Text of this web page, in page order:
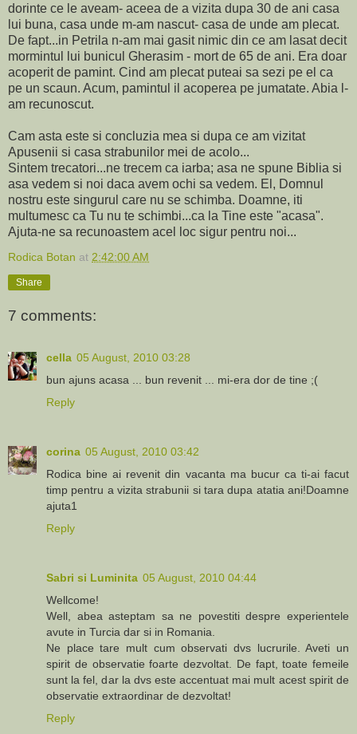
dorinte ce le aveam- aceea de a vizita dupa 30 de ani casa
lui buna, casa unde m-am nascut- casa de unde am plecat.
De fapt...in Petrila n-am mai gasit nimic din ce am lasat decit
mormintul lui bunicul Gherasim - mort de 65 de ani. Era doar
acoperit de pamint. Cind am plecat puteai sa sezi pe el ca
pe un scaun. Acum, pamintul il acoperea pe jumatate. Abia l-
am recunoscut.
Cam asta este si concluzia mea si dupa ce am vizitat
Apusenii si casa strabunilor mei de acolo...
Sintem trecatori...ne trecem ca iarba; asa ne spune Biblia si
asa vedem si noi daca avem ochi sa vedem. El, Domnul
nostru este singurul care nu se schimba. Doamne, iti
multumesc ca Tu nu te schimbi...ca la Tine este "acasa".
Ajuta-ne sa recunoastem acel loc sigur pentru noi...
Rodica Botan at 2:42:00 AM
Share
7 comments:
cella 05 August, 2010 03:28
bun ajuns acasa ... bun revenit ... mi-era dor de tine ;(
Reply
corina 05 August, 2010 03:42
Rodica bine ai revenit din vacanta ma bucur ca ti-ai facut
timp pentru a vizita strabunii si tara dupa atatia ani!Doamne
ajuta1
Reply
Sabri si Luminita 05 August, 2010 04:44
Wellcome!
Well, abea asteptam sa ne povestiti despre experientele
avute in Turcia dar si in Romania.
Ne place tare mult cum observati dvs lucrurile. Aveti un
spirit de observatie foarte dezvoltat. De fapt, toate femeile
sunt la fel, dar la dvs este accentuat mai mult acest spirit de
observatie extraordinar de dezvoltat!
Reply